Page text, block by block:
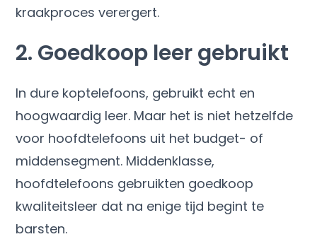
kraakproces verergert.
2. Goedkoop leer gebruikt
In dure koptelefoons, gebruikt echt en
hoogwaardig leer. Maar het is niet hetzelfde
voor hoofdtelefoons uit het budget- of
middensegment. Middenklasse,
hoofdtelefoons gebruikten goedkoop
kwaliteitsleer dat na enige tijd begint te
barsten.